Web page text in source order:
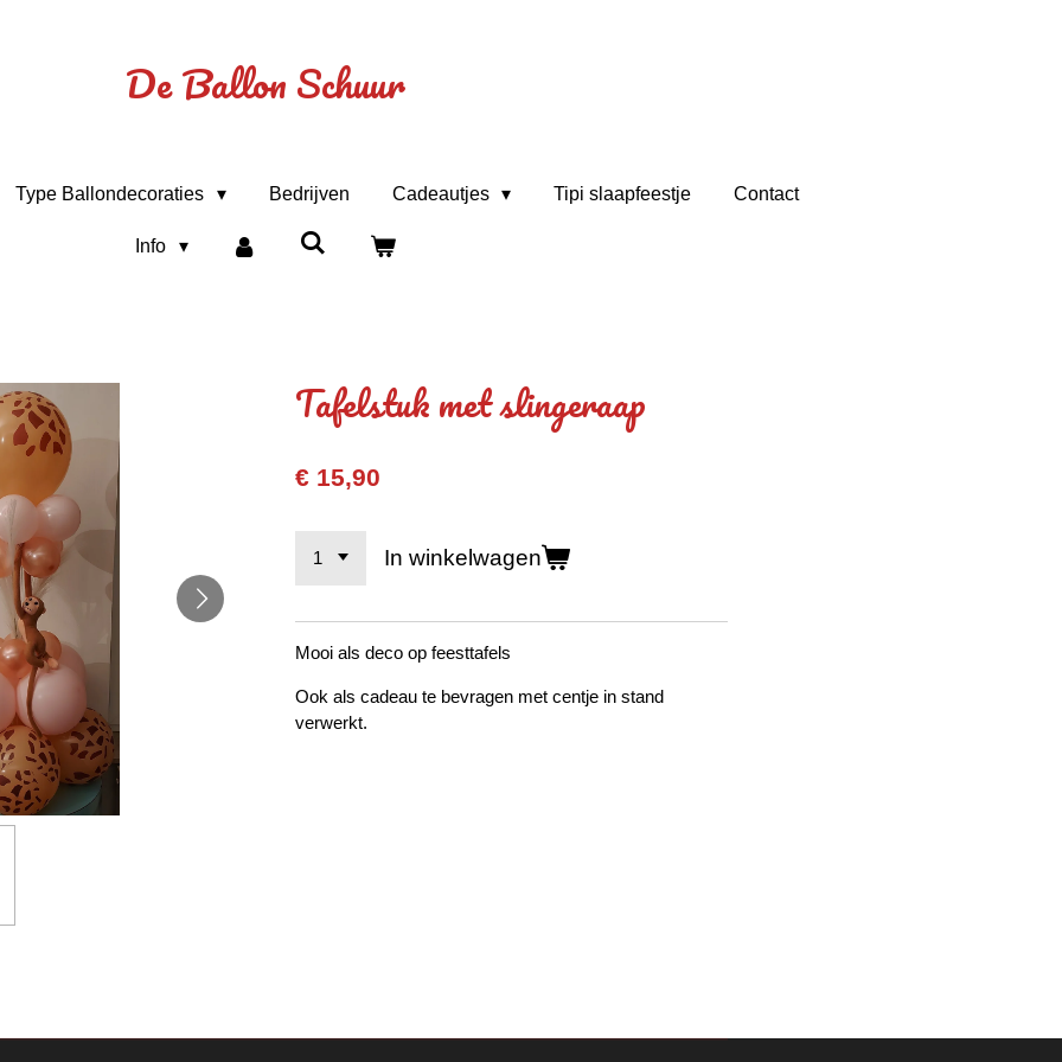
De Ballon Schuur
Type Ballondecoraties Bedrijven Cadeautjes Tipi slaapfeestje Contact
Info
Tafelstuk met slingeraap
€ 15,90
In winkelwagen
Mooi als deco op feesttafels
Ook als cadeau te bevragen met centje in stand
verwerkt.